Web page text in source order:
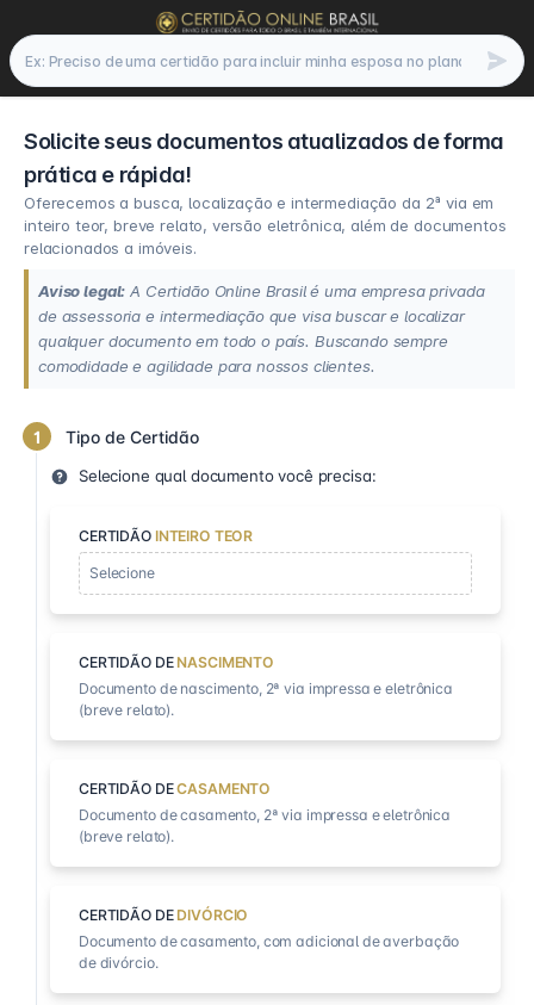
Solicite seus documentos atualizados de forma
prática e rápida!
Oferecemos a busca, localização e intermediação da 2ª via em
inteiro teor, breve relato, versão eletrônica, além de documentos
relacionados a imóveis.
Aviso legal: A Certidão Online Brasil é uma empresa privada
de assessoria e intermediação que visa buscar e localizar
qualquer documento em todo o país. Buscando sempre
comodidade e agilidade para nossos clientes.
1 Tipo de Certidão
Selecione qual documento você precisa:
CERTIDÃO INTEIRO TEOR
Selecione
CERTIDÃO DE NASCIMENTO
Documento de nascimento, 2ª via impressa e eletrônica
(breve relato).
CERTIDÃO DECASAMENTO
Documento de casamento, 2ª via impressa e eletrônica
(breve relato).
CERTIDÃO DE DIVÓRCIO
Documento de casamento, com adicional de averbação
de divórcio.